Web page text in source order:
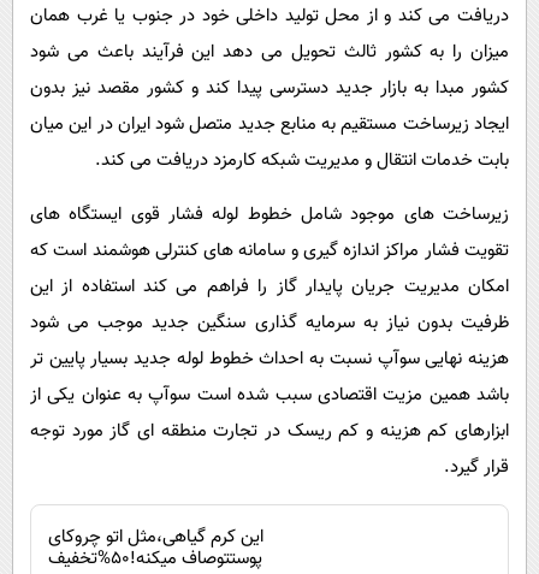
دریافت می کند و از محل تولید داخلی خود در جنوب یا غرب همان
میزان را به کشور ثالث تحویل می دهد این فرآیند باعث می شود
کشور مبدا به بازار جدید دسترسی پیدا کند و کشور مقصد نیز بدون
ایجاد زیرساخت مستقیم به منابع جدید متصل شود ایران در این میان
بابت خدمات انتقال و مدیریت شبکه کارمزد دریافت می کند.
زیرساخت های موجود شامل خطوط لوله فشار قوی ایستگاه های
تقویت فشار مراکز اندازه گیری و سامانه های کنترلی هوشمند است که
امکان مدیریت جریان پایدار گاز را فراهم می کند استفاده از این
ظرفیت بدون نیاز به سرمایه گذاری سنگین جدید موجب می شود
هزینه نهایی سوآپ نسبت به احداث خطوط لوله جدید بسیار پایین تر
باشد همین مزیت اقتصادی سبب شده است سوآپ به عنوان یکی از
ابزارهای کم هزینه و کم ریسک در تجارت منطقه ای گاز مورد توجه
قرار گیرد.
این کرم گیاهی،مثل اتو چروکای
پوستتوصاف میکنه!50%تخفیف